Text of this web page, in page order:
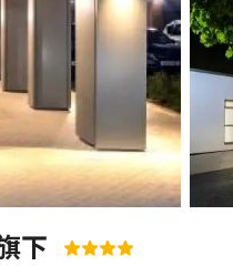
下